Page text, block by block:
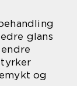
glans
og